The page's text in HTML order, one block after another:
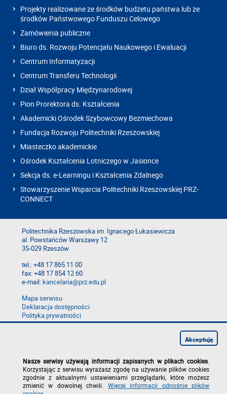
Projekty realizowane ze środków budżetu państwa lub ze
środków Państwowego Funduszu Celowego
Zamówienia publiczne
Biuro ds. Rozwoju Potencjału Naukowego i Ewaluacji
Centrum Informatyzacji
Centrum Transferu Technologii
Dział Współpracy Międzynarodowej
Pion Prorektora ds. Kształcenia
Akademicki Ośrodek Szybowcowy Bezmiechowa
Fundacja Rozwoju Politechniki Rzeszowskiej
Miasteczko akademickie
Ośrodek Kształcenia Lotniczego w Jasionce
Sekcja ds. e-Learningu i Kształcenia Zdalnego
Stowarzyszenie Wsparcia Politechniki Rzeszowskiej PRZ-
CONNECT
Politechnika Rzeszowska im. Ignacego Łukasiewicza
al. Powstańców Warszawy 12
35-029 Rzeszów
tel.: +48 17 865 11 00
fax: +48 17 854 12 60
e-mail:kancelaria@prz.edu.pl
Mapa serwisu
Deklaracja dostępności
Polityka prywatności
Zgłoś błąd na stronie
Nasze serwisy używają informacji zapisanych w plikach cookies
Korzystając z serwisu wyrażasz zgodę na używanie plików cookies
zgodnie z aktualnymi ustawieniami przeglądarki, które możesz
zmienić w dowolnej chwili. Więcej informacji odnośnie plików
Akceptuję